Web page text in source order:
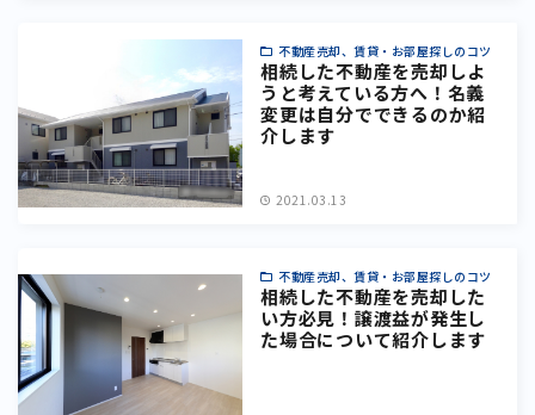
不動産売却、賃貸・お部屋探しのコツ
相続した不動産を売却しよ
うと考えている方へ！名義
変更は自分でできるのか紹
介します
2021.03.13
不動産売却、賃貸・お部屋探しのコツ
相続した不動産を売却した
い方必見！譲渡益が発生し
た場合について紹介します